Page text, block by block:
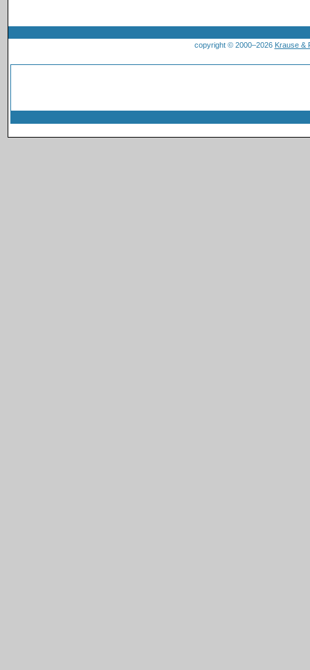
copyright © 2000–2026 Krause &